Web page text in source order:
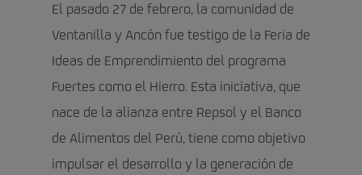
El pasado 27 de febrero, la comunidad de
Ventanilla y Ancón fue testigo de la Feria de
Ideas de Emprendimiento del programa
Fuertes como el Hierro. Esta iniciativa, que
nace de la alianza entre Repsol y el Banco
de Alimentos del Perú, tiene como objetivo
impulsar el desarrollo y la generación de